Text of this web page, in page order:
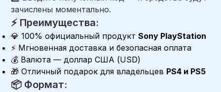
зачислены моментально.
⚡ Преимущества:
💎 100% официальный продуктSony PlayStation
⚡ Мгновенная доставка и безопасная оплата
💰 Валюта — доллар США (USD)
🎁 Отличный подарок для владельцев PS4 и PS5
📦 Формат: